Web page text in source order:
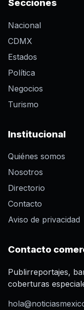
Secciones
Nacional
CDMX
Estados
Política
Negocios
Turismo
Institucional
Quiénes somos
Nosotros
Directorio
Contacto
Aviso de privacidad
Contacto
Publirreportajes,
coberturas